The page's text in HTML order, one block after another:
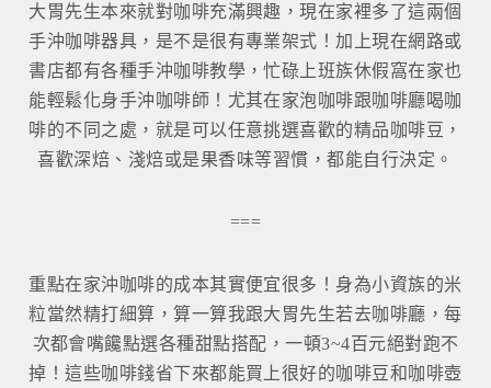
大胃先生本來就對咖啡充滿興趣，現在家裡多了這兩個
手沖咖啡器具，是不是很有專業架式！加上現在網路或
書店都有各種手沖咖啡教學，忙碌上班族休假窩在家也
能輕鬆化身手沖咖啡師！尤其在家泡咖啡跟咖啡廳喝咖
啡的不同之處，就是可以任意挑選喜歡的精品咖啡豆，
喜歡深焙、淺焙或是果香味等習慣，都能自行決定。
===
重點在家沖咖啡的成本其實便宜很多！身為小資族的米
粒當然精打細算，算一算我跟大胃先生若去咖啡廳，每
次都會嘴饞點選各種甜點搭配，一頓3~4百元絕對跑不
掉！這些咖啡錢省下來都能買上很好的咖啡豆和咖啡壺